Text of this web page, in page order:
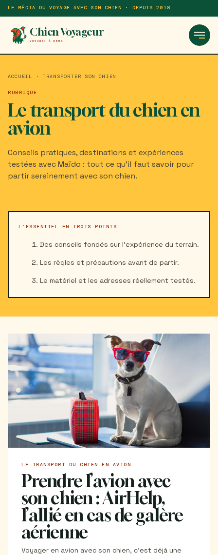
Aller
au
contenu
principal
LE MÉDIA DU VOYAGE AVEC SON CHIEN · DEPUIS 2018
Chien Voyageur
VOYAGER À DEUX
le
ACCUEIL ·TRANSPORTER SON CHIEN
RUBRIQUE
Le transport du chien en
avion
Conseils pratiques, destinations et expériences
testées avec Maïdo : tout ce qu’il faut savoir pour
partir sereinement avec son chien.
L’ESSENTIEL EN TROIS POINTS
Des conseils fondés sur l’expérience du terrain.
Les règles et précautions avant de partir.
Le matériel et les adresses réellement testés.
LE TRANSPORT DU CHIEN EN AVION
Prendre l’avion avec
son chien : AirHelp,
l’allié en cas de galère
aérienne
Voyager en avion avec son chien, c’est déjà une
Panneau de gestion des cookies